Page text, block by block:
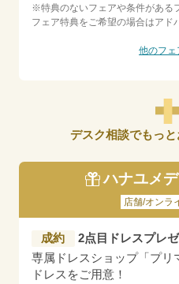
※特典のないフェアや条件がある
フェア特典をご希望の場合はアド
他のフェ
デスク相談でもっと
ハナユメ
店舗/オンラ
成約
2点目ドレスプレゼ
専属ドレスショップ「プリ
ドレスをご用意！